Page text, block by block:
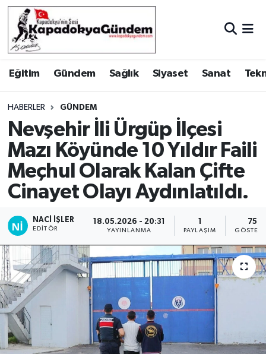
Eğitim Gündem Sağlık Siyaset Sanat
HABERLER GÜNDEM
Nevşehir İli Ürgüp İlçesi
Mazı Köyünde 10 Yıldır Faili
Meçhul Olarak Kalan Çifte
Cinayet Olayı Aydınlatıldı.
NACI İŞLER
EDITÖR
18.05.2026 - 20:31
YAYINLANMA
1
PAYLAŞIM
75
Hava Durumu
Trafik Durumu
Süper Lig Puan Durumu ve Fikstür
Tüm Manşetler
Son Dakika Haberleri
Haber Arşivi